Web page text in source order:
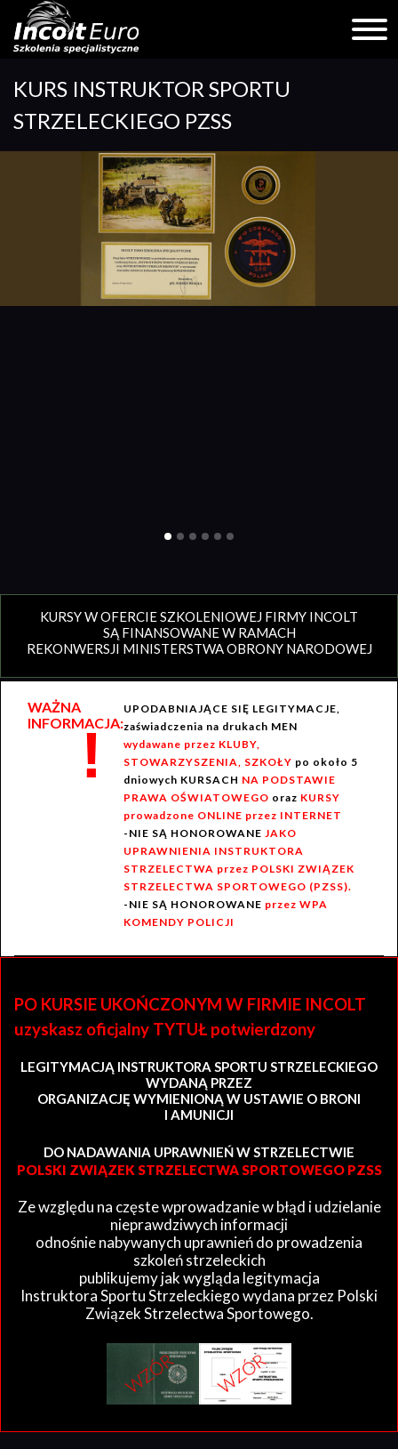
content
KURS INSTRUKTOR SPORTU
STRZELECKIEGO PZSS
KURSY W OFERCIE SZKOLENIOWEJ FIRMY INCOLT
SĄ FINANSOWANE W RAMACH
REKONWERSJI MINISTERSTWA OBRONY NARODOWEJ
WAŻNA
INFORMACJA:
!
UPODABNIAJĄCE SIĘ LEGITYMACJE,
zaświadczenia na drukach MEN
wydawane przez KLUBY,
STOWARZYSZENIA, SZKOŁY po około 5
dniowych KURSACH NA PODSTAWIE
PRAWA OŚWIATOWEGO oraz KURSY
prowadzone ONLINE przez INTERNET
-NIE SĄ HONOROWANE JAKO
UPRAWNIENIA INSTRUKTORA
STRZELECTWA przez POLSKI ZWIĄZEK
STRZELECTWA SPORTOWEGO (PZSS).
-NIE SĄ HONOROWANE przez WPA
KOMENDY POLICJI
PO KURSIE UKOŃCZONYM W FIRMIE INCOLT
uzyskasz oficjalny TYTUŁ potwierdzony
LEGITYMACJĄ INSTRUKTORA SPORTU STRZELECKIEGO
WYDANĄ PRZEZ
ORGANIZACJĘ WYMIENIONĄ W USTAWIE O BRONI
I AMUNICJI
DO NADAWANIA UPRAWNIEŃ W STRZELECTWIE
POLSKI ZWIĄZEK STRZELECTWA SPORTOWEGO PZSS
Ze względu na częste wprowadzanie w błąd i udzielanie
nieprawdziwych informacji
odnośnie nabywanych uprawnień do prowadzenia
szkoleń strzeleckich
publikujemy jak wygląda legitymacja
Instruktora Sportu Strzeleckiego wydana przez Polski
Związek Strzelectwa Sportowego.